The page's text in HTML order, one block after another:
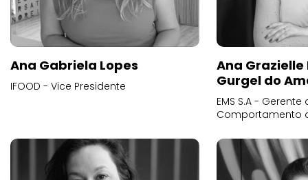
Ana Gabriela Lopes
IFOOD - Vice Presidente
Ana
Gurgel do
EMS S.A -
Comportamento